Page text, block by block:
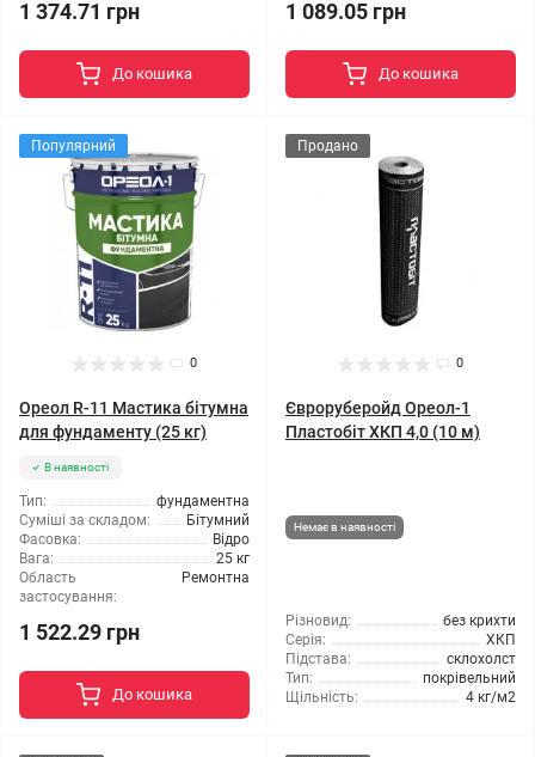
1 374.71 грн
До кошика
1 089.05 грн
До кошика
Популярний
0
Ореол R-11 Мастика бітумна
для фундаменту (25 кг)
В наявності
Тип:
фундаментна
Суміші за складом:
Бітумний
Фасовка:
Відро
Вага:
25 кг
Область
застосування:
Ремонтна
1 522.29 грн
До кошика
Продано
0
Євроруберойд Ореол-1
Пластобіт ХКП 4,0 (10 м)
Немає в наявності
Різновид:
без крихти
Серія:
ХКП
Підстава:
склохолст
Тип:
покрівельний
Щільність:
4 кг/м2